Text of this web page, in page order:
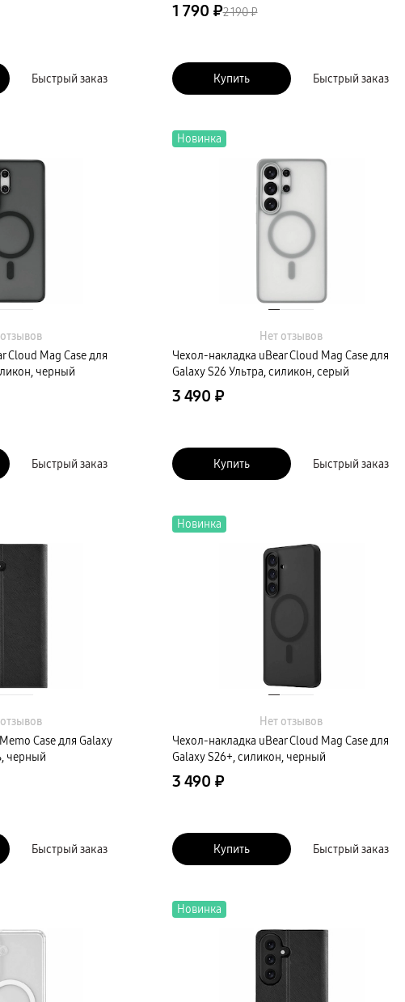
Быстрый заказ
1 790 ₽2 190 ₽
Купить Быстрый заказ
Cloud Mag Case для
черный
Быстрый заказ
Новинка
Нет отзывов
Чехол-накладка uBear Cloud Mag Case для
Galaxy S26 Ультра, силикон, серый
3 490 ₽
Купить Быстрый заказ
Case для Galaxy
черный
Быстрый заказ
Новинка
Нет отзывов
Чехол-накладка uBear Cloud Mag Case для
Galaxy S26+, силикон, черный
3 490 ₽
Купить Быстрый заказ
Новинка